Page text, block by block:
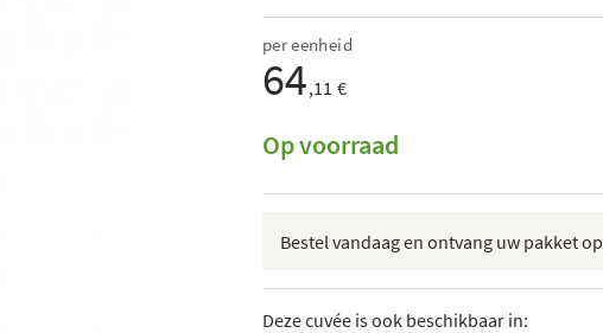
per eenheid
64,11 €
Op voorraad
Bestel vandaag en ontvang uw pakket op
Deze cuvée is ook beschikbaar in: